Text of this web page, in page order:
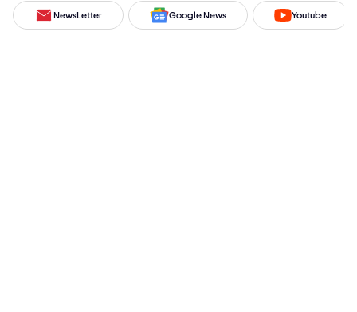
NewsLetter Google News Youtube